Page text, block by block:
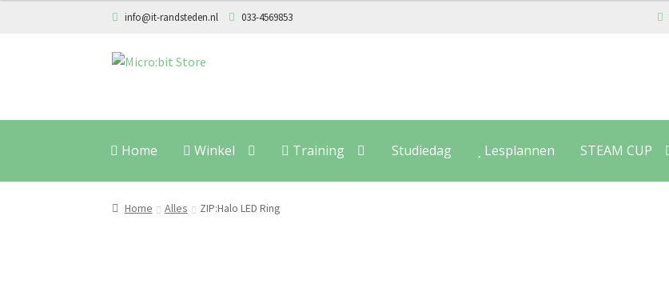
info@it-randsteden.nl 033-4569853
Home Winkel Training Studiedag Lesplannen STEAM CUP
Home Alles ZIP:Halo LED Ring